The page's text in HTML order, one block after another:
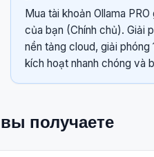
Mua tài khoản Ollama
của bạn (Chính chủ). Giải
nền tảng cloud, giải
kích hoạt nhanh chóng và
получаете